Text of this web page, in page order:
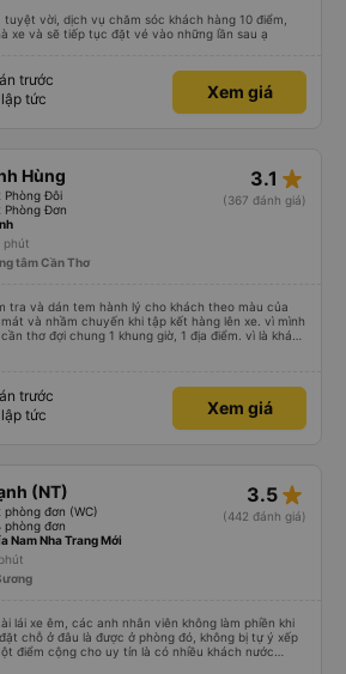
vời, dịch vụ chăm sóc khách hàng 10 điểm,
xe và sẽ tiếp tục đặt vé vào những lần sau ạ
trước
tức
Xem giá
Hùng
Phòng Đôi
Phòng Đơn
3.1 star_rate
(367 đánh giá)
phút
tâm Cần Thơ
và nhầm chuyến khi tập kết hàng lên xe. vì mình
đợi chung 1 khung giờ, 1 địa điểm. vì là khách
nên rất hài lòng và tin tưởng. tuy nhiên rất mong
là nhà xe được yêu thích và lựa chọn số 1 quy
thiết nhiều năm của nhà xe từ thời sinh viên"
trước
tức
Xem giá
(NT)
phòng đơn (WC)
phòng đơn
3.5 star_rate
(442 đánh giá)
Nam Nha Trang Mới
lái xe êm, các anh nhân viên không làm phiền khi
chỗ ở đâu là được ở phòng đó, không bị tự ý xếp
điểm cộng cho uy tín là có nhiều khách nước